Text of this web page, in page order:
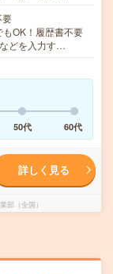
要
OK！履歴書不要
どを入力す…
50代 60代
詳しく見る
部（全国）